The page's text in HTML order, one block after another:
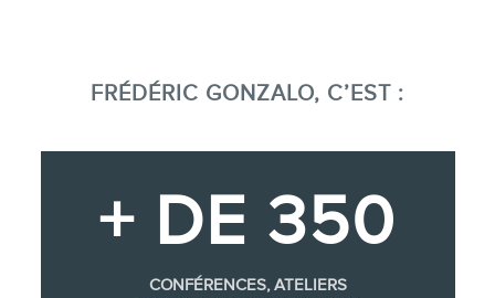
FRÉDÉRIC GONZALO, C’EST :
+ DE 350
CONFÉRENCES, ATELIERS